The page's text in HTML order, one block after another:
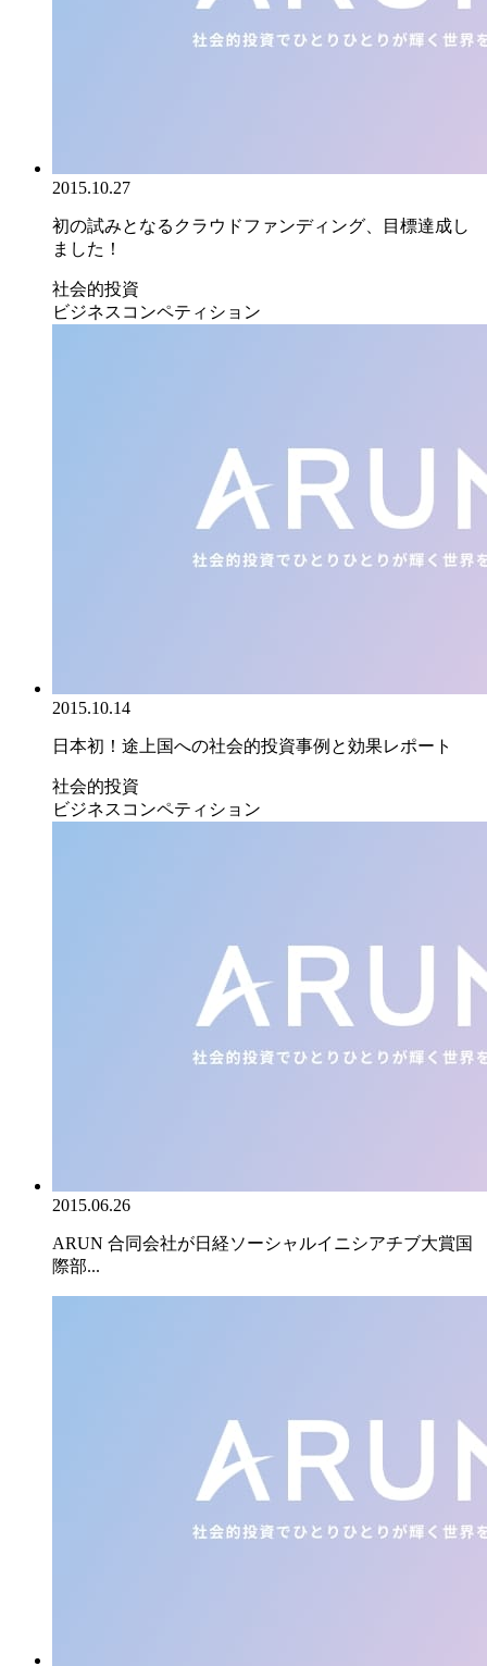
2015.10.27
初の試みとなるクラウドファンディング、目標達成し
ました！
社会的投資
ビジネスコンペティション
2015.10.14
日本初！途上国への社会的投資事例と効果レポート
社会的投資
ビジネスコンペティション
2015.06.26
ARUN 合同会社が日経ソーシャルイニシアチブ大賞国
際部...